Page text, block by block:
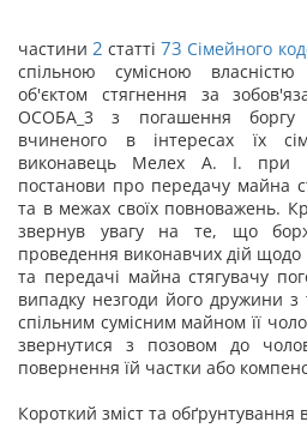
частини2 статті73 Сімейного
спільною сумісною
об'єктом стягнення за
ОСОБА_3 з погашення боргу
вчиненого в інтересах їх
виконавець Мелех А. І. при
постанови про передачу майна
та в межах своїх повноважень.
звернув увагу на те, що
проведення виконавчих дій
та передачі майна стягувачу
випадку незгоди його дружини
спільним сумісним майном її
звернутися з позовом до
повернення їй частки або
Короткий зміст та обґрунтування